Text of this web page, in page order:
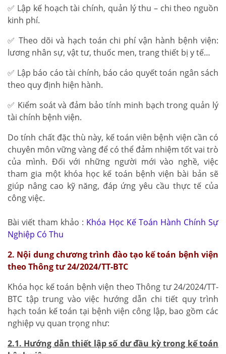
✅ Lập kế hoạch tài chính, quản lý thu – chi theo nguồn
kinh phí.
✅ Theo dõi và hạch toán chi phí vận hành bệnh viện:
lương nhân sự, vật tư, thuốc men, trang thiết bị y tế…
✅ Lập báo cáo tài chính, báo cáo quyết toán ngân sách
theo quy định hiện hành.
✅ Kiểm soát và đảm bảo tính minh bạch trong quản lý
tài chính bệnh viện.
Do tính chất đặc thù này, kế toán viên bệnh viện cần có
chuyên môn vững vàng để có thể đảm nhiệm tốt vai trò
của mình. Đối với những người mới vào nghề, việc
tham gia một khóa học kế toán bệnh viện bài bản sẽ
giúp nâng cao kỹ năng, đáp ứng yêu cầu thực tế của
công việc.
Bài viết tham khảo : Khóa Học Kế Toán Hành Chính Sự
Nghiệp Có Thu
2. Nội dung chương trình đào tạo kế toán bệnh viện
theo Thông tư 24/2024/TT-BTC
Khóa học kế toán bệnh viện theo Thông tư 24/2024/TT-
BTC tập trung vào việc hướng dẫn chi tiết quy trình
hạch toán kế toán tại bệnh viện công lập, bao gồm các
nghiệp vụ quan trọng như:
2.1. Hướng dẫn thiết lập số dư đầu kỳ trong kế toán